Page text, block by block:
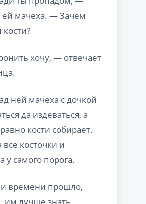
ей мачеха. — Зачем
кости?
хочу, — отвечает
ней мачеха с дочкой
да издеваться, а
кости собирает.
все косточки и
у самого порога.
времени прошло,
им лучше знать,